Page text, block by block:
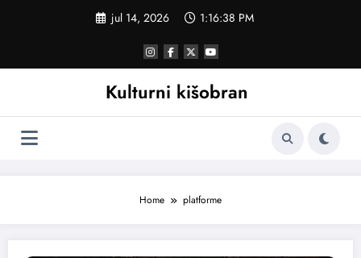
jul 14, 2026 1:16:38 PM
Kulturni kišobran
Home platforme